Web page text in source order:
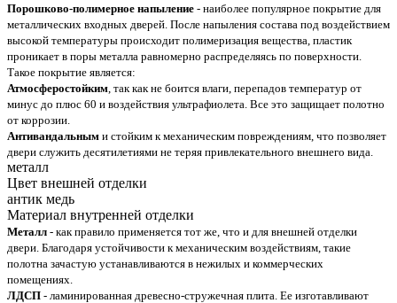
Порошково-полимерное напыление - наиболее популярное покрытие для
металлических входных дверей. После напыления состава под воздействием
высокой температуры происходит полимеризация вещества, пластик
проникает в поры металла равномерно распределяясь по поверхности.
Такое покрытие является:
Атмосферостойким , так как не боится влаги, перепадов температур от
минус до плюс 60 и воздействия ультрафиолета. Все это защищает полотно
от коррозии.
Антивандальным и стойким к механическим повреждениям, что позволяет
двери служить десятилетиями не теряя привлекательного внешнего вида.
металл
Цвет внешней отделки
антик медь
Материал внутренней отделки
Металл - как правило применяется тот же, что и для внешней отделки
двери. Благодаря устойчивости к механическим воздействиям, такие
полотна зачастую устанавливаются в нежилых и коммерческих
помещениях.
ЛДСП - ламинированная древесно-стружечная плита. Ее изготавливают